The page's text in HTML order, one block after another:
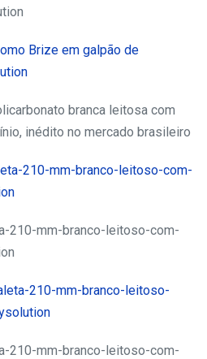
branca leitosa com
inédito no mercado brasileiro
210-mm-branco-leitoso-com-
210-mm-branco-leitoso-com-